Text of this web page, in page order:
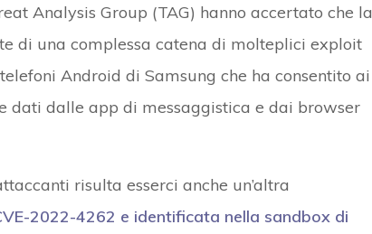
Analysis Group (TAG) hanno accertato che la
di una complessa catena di molteplici exploit
Android di Samsung che ha consentito ai
dati dalle app di messaggistica e dai browser
risulta esserci anche un’altra
2022-4262 e identificata nella sandbox di